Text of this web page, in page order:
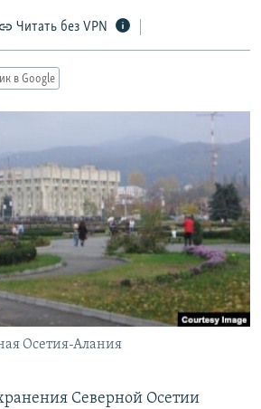
РАССЫЛКУ
Читать без VPN
в Google
Осетия-Алания
Северной Осетии